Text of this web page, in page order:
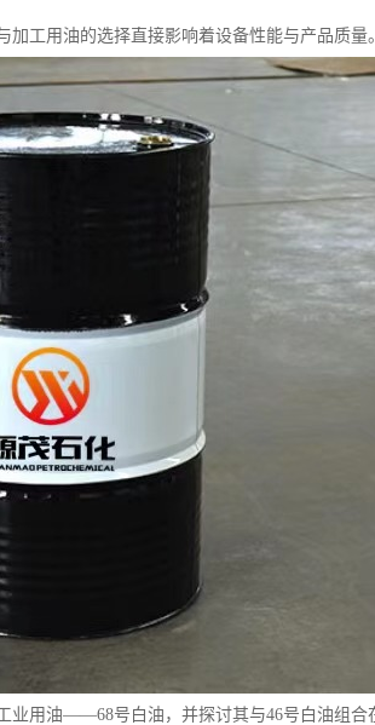
加工用油的选择直接影响着设备性能与产品质量
业用油——68号白油，并探讨其与46号白油组